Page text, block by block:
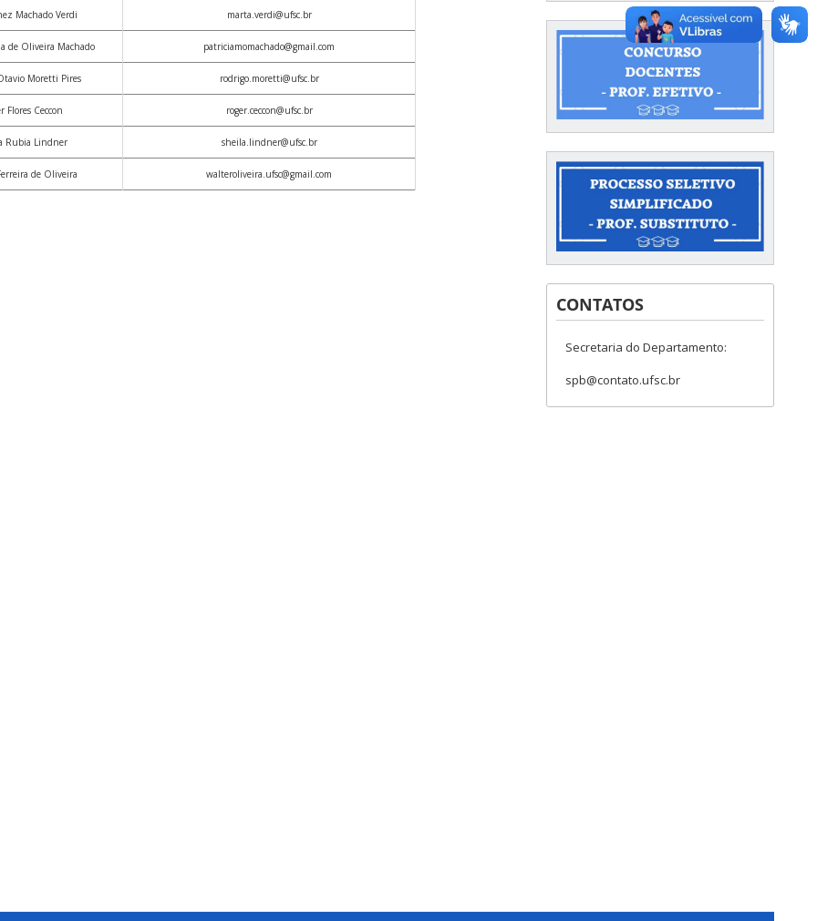
Machado Verdi marta.verdi@ufsc.br
de Oliveira Machado patriciamomachado@gmail.com
Moretti Pires rodrigo.moretti@ufsc.br
Flores Ceccon roger.ceccon@ufsc.br
Rubia Lindner sheila.lindner@ufsc.br
de Oliveira walteroliveira.ufsc@gmail.com
CONTATOS
Secretaria do Departamento:
spb@contato.ufsc.br